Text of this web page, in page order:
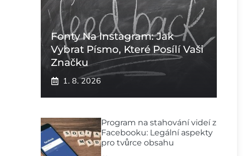
Fonty Na Instagram: Jak
Vybrat Písmo, Které Posílí Vaši
Značku
1. 8. 2026
Program na stahování videí z
Facebooku: Legální aspekty
pro tvůrce obsahu